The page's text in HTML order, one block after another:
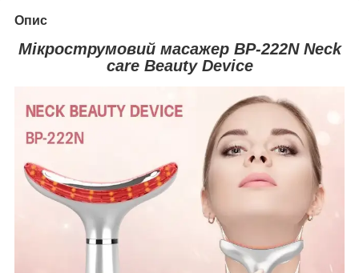
Опис
Мікрострумовий масажер BP-222N Neck
care Beauty Device